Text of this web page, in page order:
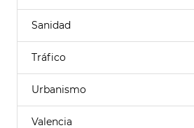
Sanidad
Tráfico
Urbanismo
Valencia